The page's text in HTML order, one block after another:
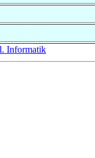
Informatik